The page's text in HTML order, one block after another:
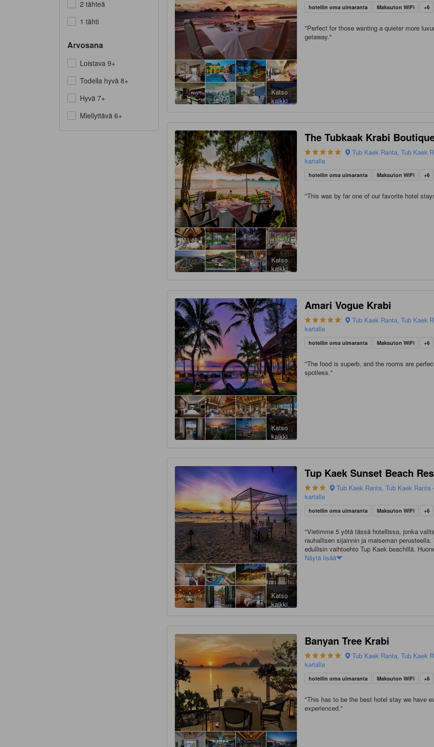
2 tähteä
1 tähti
Arvosana
Loistava 9+
Todella hyvä 8+
Hyvä 7+
Miellyttävä 6+
Katso
kaikki
hotellin oma uimaranta Maksuton WiFi +6
"Perfect for those wanting a quieter more
getaway."
Katso
kaikki
The Tubkaak Krabi
Tub Kaek Ranta, Tub Kaek
kartalla
hotellin oma uimaranta Maksuton WiFi +6
"This was by far one of our favorite hotel
Katso
kaikki
Amari Vogue Krabi
Tub Kaek Ranta, Tub Kaek
kartalla
hotellin oma uimaranta Maksuton WiFi +6
"The food is superb, and the rooms are
spotless."
Katso
kaikki
Tup Kaek Sunset Beach
Tub Kaek Ranta, Tub Kaek Ranta
kartalla
hotellin oma uimaranta Maksuton WiFi +6
"Vietimme 5 yötä tässä hotellissa, jonka
rauhallisen sijainnin ja maiseman perusteella.
edullisin vaihtoehto Tup Kaek beachillä.
sijaitsi kaksikerroksisessa rakennuksessa
taksilla kulkeminen oli melko kallista. Hotellin ravintola oli
todella kallis, mutta rannalla oli yksi
tosin oli kallis Thaimaan normaaliin
Näytä lisää
Banyan Tree Krabi
Tub Kaek Ranta, Tub Kaek
kartalla
hotellin oma uimaranta Maksuton WiFi +6
"This has to be the best hotel stay we have
experienced."